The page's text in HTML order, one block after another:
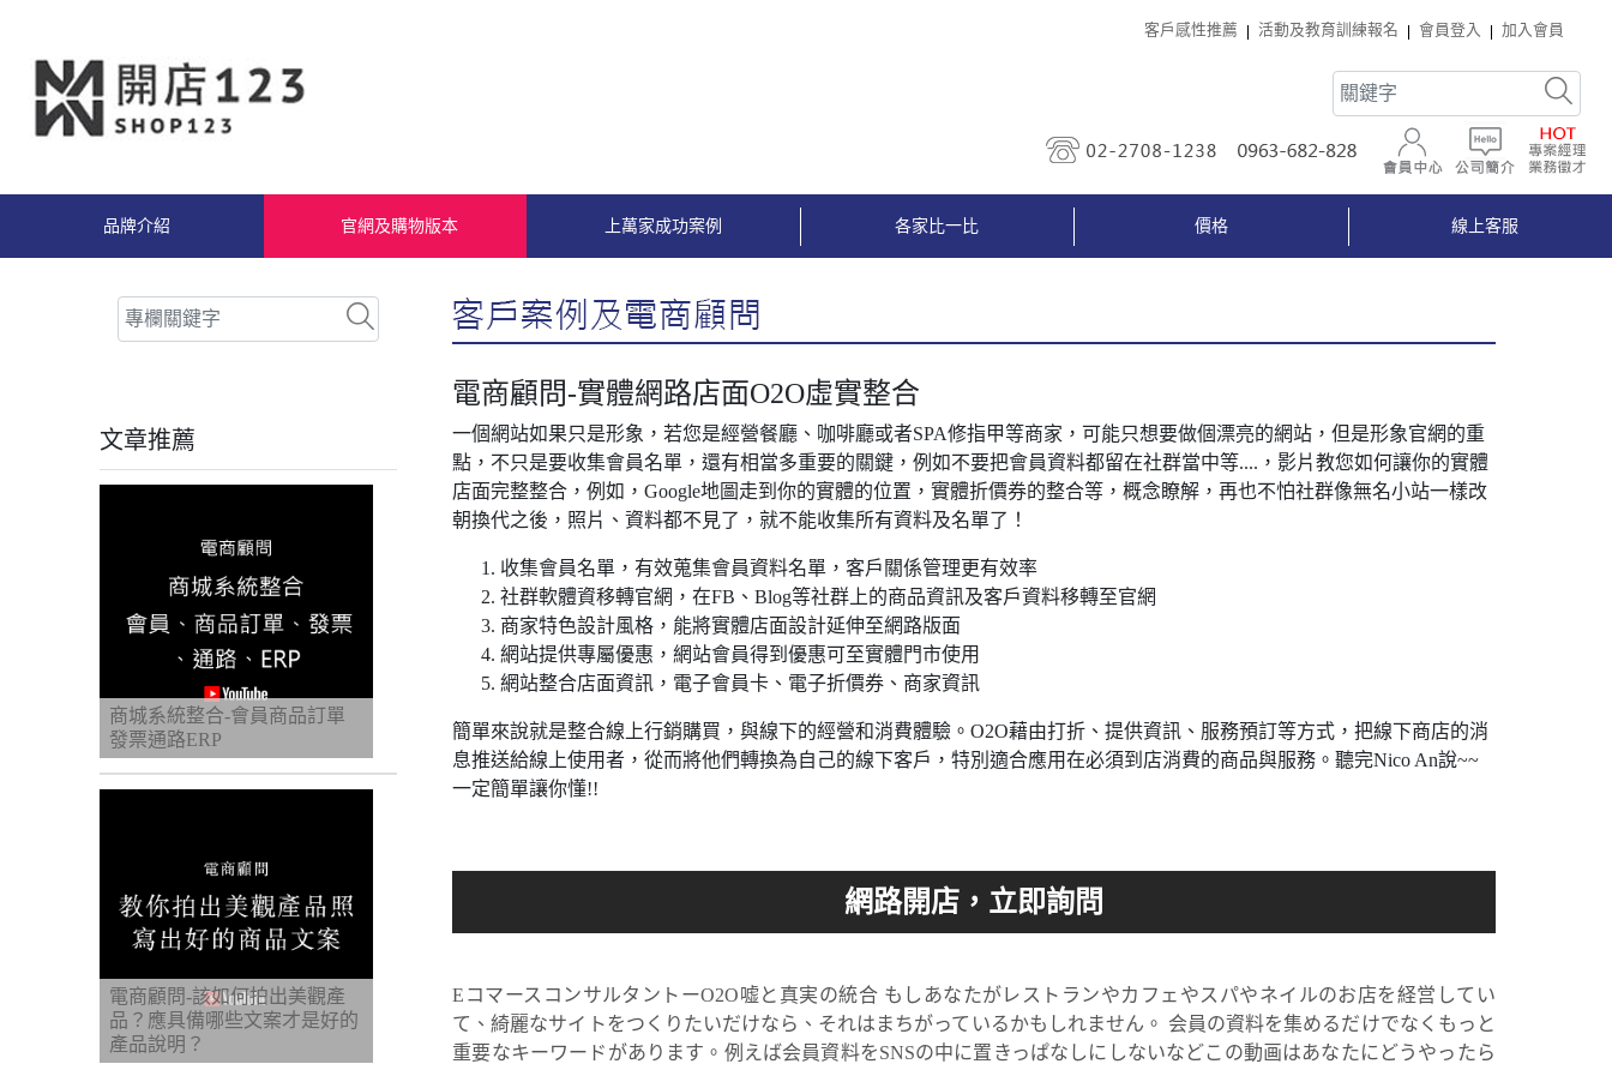
客戶感性推薦 活動及教育訓練報名 會員登入 加入會員
0963-682-828會員中心 公司簡介
品牌介紹 官網及購物版本 上萬家成功案例 各家比一比 價格 線上客服
文章推薦
商城系統整合-會員商品訂單
發票通路ERP
電商顧問-該如何拍出美觀產
品？應具備哪些文案才是好的
產品說明？
電商顧問-實體網路店面O2O虛實整合
一個網站如果只是形象，若您是經營餐廳、咖啡廳或者SPA修指甲等商家，可能只想要做個漂亮的網站，但是形象官網的重
點，不只是要收集會員名單，還有相當多重要的關鍵，例如不要把會員資料都留在社群當中等....，影片教您如何讓你的實體
店面完整整合，例如，Google地圖走到你的實體的位置，實體折價券的整合等，概念瞭解，再也不怕社群像無名小站一樣改
朝換代之後，照片、資料都不見了，就不能收集所有資料及名單了！
收集會員名單，有效蒐集會員資料名單，客戶關係管理更有效率
社群軟體資移轉官網，在FB、Blog等社群上的商品資訊及客戶資料移轉至官網
商家特色設計風格，能將實體店面設計延伸至網路版面
網站提供專屬優惠，網站會員得到優惠可至實體門市使用
網站整合店面資訊，電子會員卡、電子折價券、商家資訊
簡單來說就是整合線上行銷購買，與線下的經營和消費體驗。O2O藉由打折、提供資訊、服務預訂等方式，把線下商店的消
息推送給線上使用者，從而將他們轉換為自己的線下客戶，特別適合應用在必須到店消費的商品與服務。聽完Nico An說~~
一定簡單讓你懂!!
EコマースコンサルタントーO2O嘘と真実の統合 もしあなたがレストランやカフェやスパやネイルのお店を経営してい
て、綺麗なサイトをつくりたいだけなら、それはまちがっているかもしれません。 会員の資料を集めるだけでなくもっと
重要なキーワードがあります。例えば会員資料をSNSの中に置きっぱなしにしないなどこの動画はあなたにどうやったら